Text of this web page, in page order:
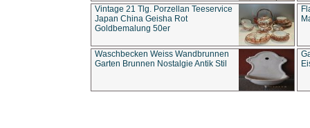
Vintage 21 Tlg. Porzellan Teeservice
Japan China Geisha Rot
Goldbemalung 50er
Waschbecken Weiss Wandbrunnen
Garten Brunnen Nostalgie Antik Stil